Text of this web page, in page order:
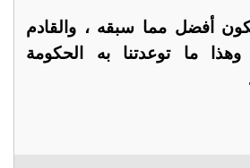
أفضل مما سبقه ، والقادم
ما توعدتنا به الحكومة